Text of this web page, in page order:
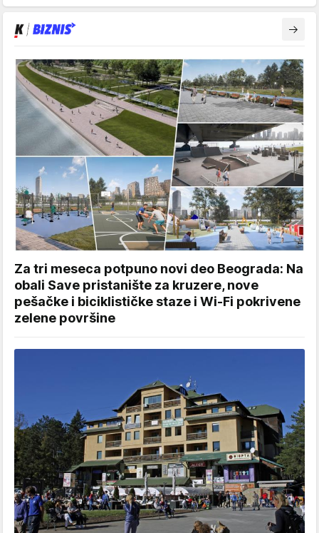
Za tri meseca potpuno novi deo Beograda: Na
obali Save pristanište za kruzere, nove
pešačke i biciklističke staze i Wi-Fi pokrivene
zelene površine